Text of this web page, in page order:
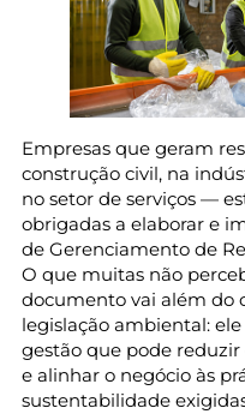
Empresas que geram
construção civil, na
no setor de serviços —
obrigadas a elaborar e
de Gerenciamento de
O que muitas não
documento vai além do
legislação ambiental:
gestão que pode
e alinhar o negócio às
sustentabilidade